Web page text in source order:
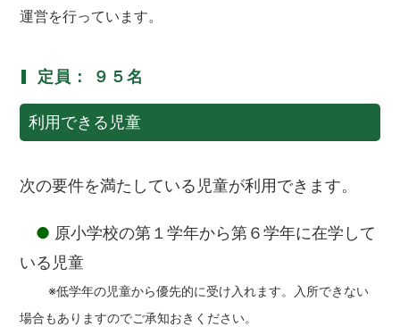
運営を行っています。
定員： ９５名
利用できる児童
次の要件を満たしている児童が利用できます。
● 原小学校の第１学年から第６学年に在学して
いる児童
※低学年の児童から優先的に受け入れます。入所できない
場合もありますのでご承知おきください。